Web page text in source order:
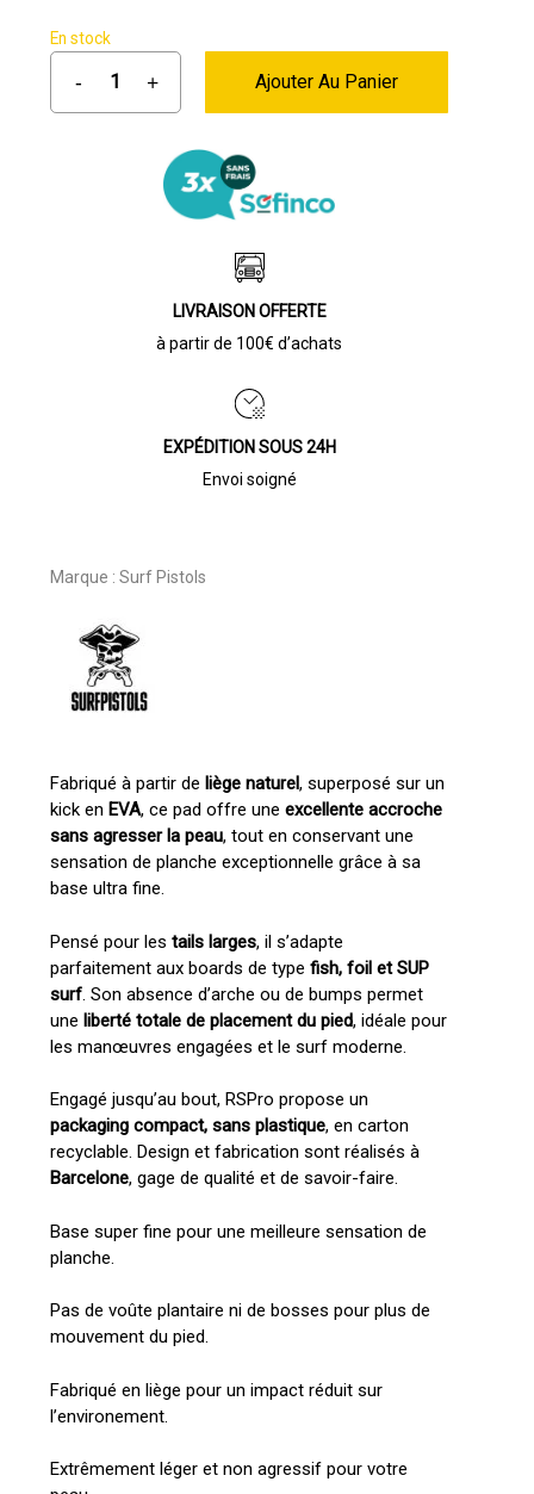
Votre panier est vide.
En stock
Ajouter Au Panier
LIVRAISON OFFERTE
à partir de 100€ d’achats
EXPÉDITION SOUS 24H
Envoi soigné
Marque : Surf Pistols
Fabriqué à partir de liège naturel, superposé sur un
kick en EVA, ce pad offre une excellente accroche
sans agresser la peau, tout en conservant une
sensation de planche exceptionnelle grâce à sa
base ultra fine.
Pensé pour les tails larges, il s’adapte
parfaitement aux boards de type fish, foil et SUP
surf. Son absence d’arche ou de bumps permet
une liberté totale de placement du pied, idéale pour
les manœuvres engagées et le surf moderne.
Engagé jusqu’au bout, RSPro propose un
packaging compact, sans plastique, en carton
recyclable. Design et fabrication sont réalisés à
Barcelone, gage de qualité et de savoir-faire.
Base super fine pour une meilleure sensation de
planche.
Pas de voûte plantaire ni de bosses pour plus de
mouvement du pied.
Fabriqué en liège pour un impact réduit sur
l’environement.
Extrêmement léger et non agressif pour votre